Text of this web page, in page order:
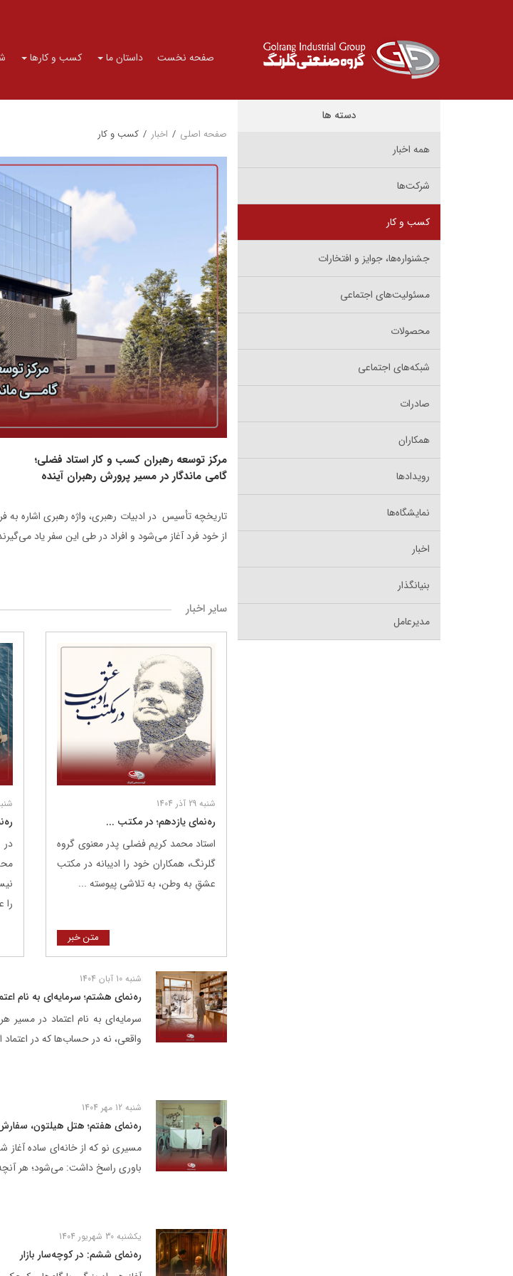
صفحه نخست داستان ما کسب و کارها
دسته ها
همه اخبار
شرکت‌ها
کسب و کار
جشنواره‌ها، جوایز و افتخارات
مسئولیت‌های اجتماعی
محصولات
شبکه‌های اجتماعی
صادرات
همکاران
رویدادها
نمایشگاه‌ها
اخبار
بنیانگذار
مدیرعامل
صفحه اصلی / اخبار / کسب و کار
مرکز توسعه رهبران کسب و کار استاد فضلی؛
گامی ماندگار در مسیر پرورش رهبران آینده
تاریخچه تأسیس در ادبیات رهبری، واژه رهبری اشاره
از خود فرد آغاز می‌شود و افراد در طی این سفر یاد
سایر اخبار
شنبه 29 آذر 1404
ره‌نمای یازدهم؛ در مکتب ...
استاد محمد کریم فضلی پدر معنوی گروه
گلرنگ، همکاران خود را ادیبانه در مکتب
عشقِ به وطن، به تلاشی پیوسته ...
متن خبر
شنبه 15
شنبه 10 آبان 1404
ره‌نمای هشتم؛ سرمایه‌ای به نام
سرمایه‌ای به نام اعتماد در مسیر
واقعی، نه در حساب‌ها که در
شنبه 12 مهر 1404
ره‌نمای هفتم؛ هتل هیلتون،
مسیری نو که از خانه‌ای ساده آغاز
باوری راسخ داشت: می‌شود؛ هر
یکشنبه 30 شهریور 1404
ره‌نمای ششم: در کوچه‌سار بازار
شرکت ها
برند ها